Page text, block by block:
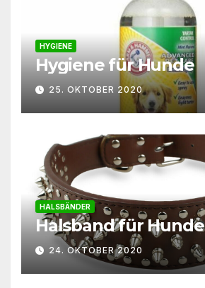
HYGIENE
Hygiene für Hunde
25. OKTOBER 2020
HALSBÄNDER
Halsband für Hunde
24. OKTOBER 2020